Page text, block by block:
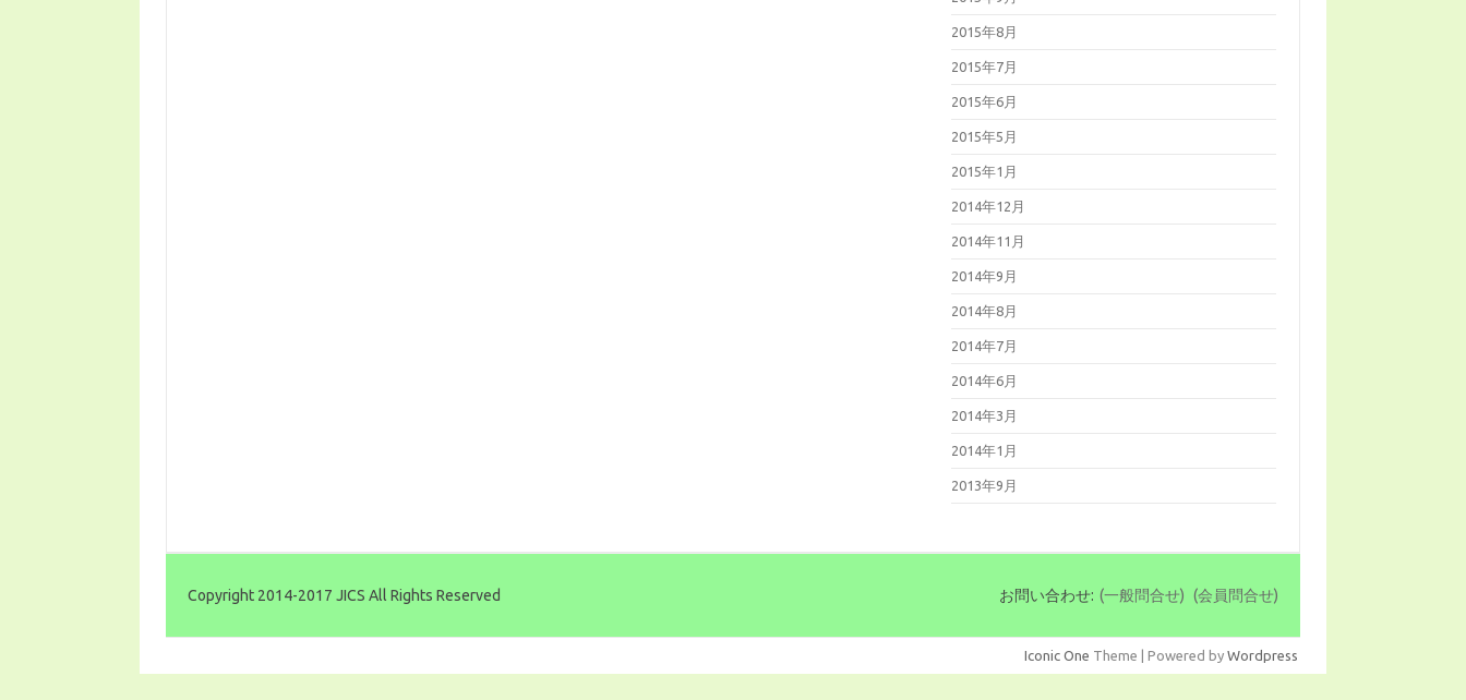
2015年8月
2015年7月
2015年6月
2015年5月
2015年1月
2014年12月
2014年11月
2014年9月
2014年8月
2014年7月
2014年6月
2014年3月
2014年1月
2013年9月
Copyright 2014-2017 JICS All Rights Reserved お問い合わせ: (一般問合せ) (会員問合せ)
Iconic One Theme | Powered by Wordpress